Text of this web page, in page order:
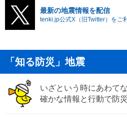
最新の地震情報を配信
tenki.jp公式X（旧Twitter）をご
「知る防災」地震
いざという時にあわて
確かな情報と行動で防